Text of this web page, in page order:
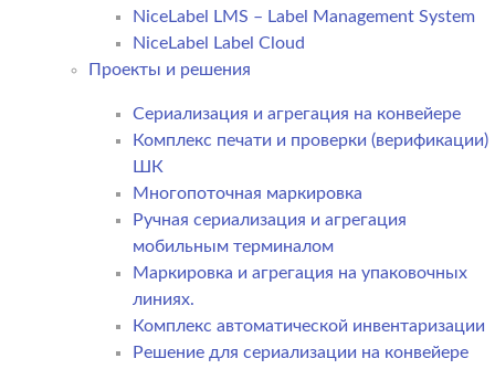
NiceLabel LMS – Label Management System
NiceLabel Label Cloud
Проекты и решения
Сериализация и агрегация на конвейере
Комплекс печати и проверки (верификации)
ШК
Многопоточная маркировка
Ручная сериализация и агрегация
мобильным терминалом
Маркировка и агрегация на упаковочных
линиях.
Комплекс автоматической инвентаризации
Решение для сериализации на конвейере